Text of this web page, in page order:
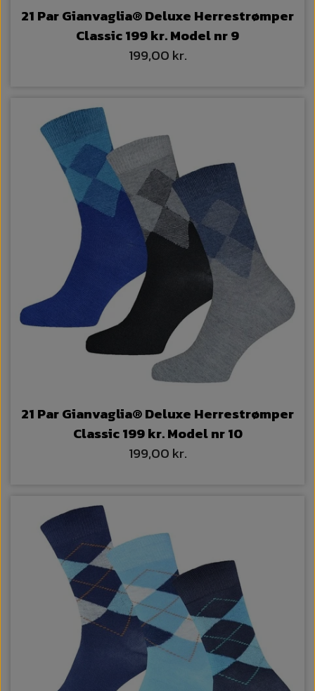
21 Par Gianvaglia® Deluxe Herrestrømper
Classic 199 kr. Model nr 9
199,00 kr.
21 Par Gianvaglia® Deluxe Herrestrømper
Classic 199 kr. Model nr 10
199,00 kr.